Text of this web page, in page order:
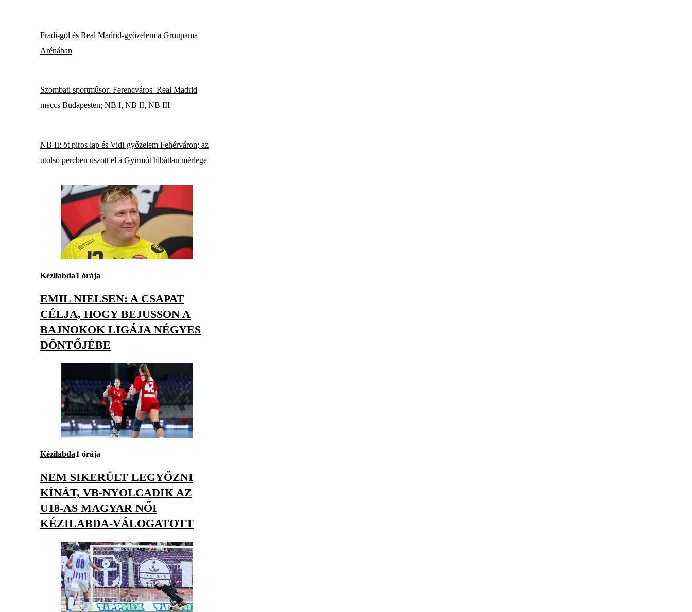
Fradi-gól és Real Madrid-győzelem a Groupama
Arénában
Szombati sportműsor: Ferencváros–Real Madrid
meccs Budapesten; NB I, NB II, NB III
NB II: öt piros lap és Vidi-győzelem Fehérváron; az
utolsó percben úszott el a Gyirmót hibátlan mérlege
Kézilabda1 órája
EMIL NIELSEN: A CSAPAT
CÉLJA, HOGY BEJUSSON A
BAJNOKOK LIGÁJA NÉGYES
DÖNTŐJÉBE
Kézilabda1 órája
NEM SIKERÜLT LEGYŐZNI
KÍNÁT, VB-NYOLCADIK AZ
U18-AS MAGYAR NŐI
KÉZILABDA-VÁLOGATOTT